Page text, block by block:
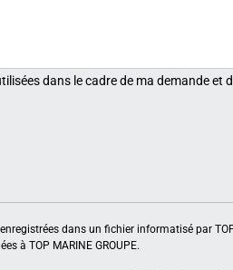
dans le cadre de ma demande et
dans un fichier informatisé par
à TOP MARINE GROUPE.